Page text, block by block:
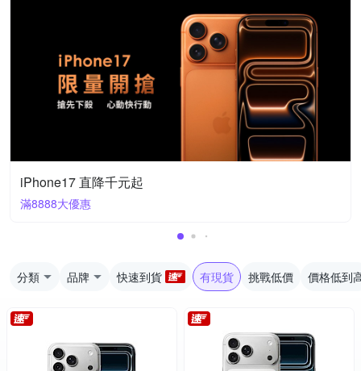
iPhone17 直降千元起
滿8888大優惠
分類 品牌 快速到貨 有現貨 挑戰低價 價格低到